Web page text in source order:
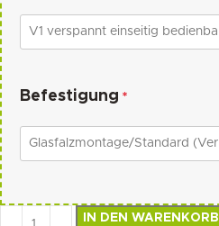
Befestigung *
IN DEN WARENKORB